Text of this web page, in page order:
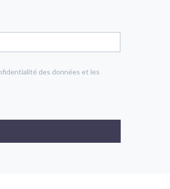
des données et les